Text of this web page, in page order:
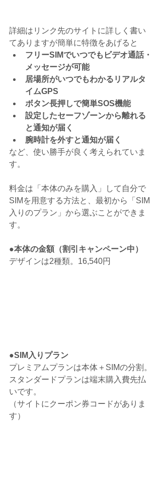
詳細はリンク先のサイトに詳しく書い
てありますが簡単に特徴をあげると
フリーSIMでいつでもビデオ通話・
メッセージが可能
居場所がいつでもわかるリアルタ
イムGPS
ボタン長押しで簡単SOS機能
設定したセーフゾーンから離れる
と通知が届く
腕時計を外すと通知が届く
など、使い勝手が良く考えられていま
す。
料金は「本体のみを購入」して自分で
SIMを用意する方法と、最初から「SIM
入りのプラン」から選ぶことができま
す。
●本体の金額（割引キャンペーン中）
デザインは2種類。16,540円
●SIM入りプラン
プレミアムプランは本体＋SIMの分割。
スタンダードプランは端末購入費先払
いです。
（サイトにクーポン券コードがありま
す）